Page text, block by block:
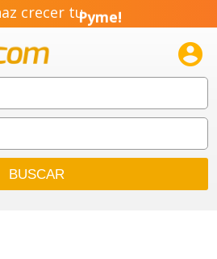
crecer tuPyme!
Emprendimiento!
